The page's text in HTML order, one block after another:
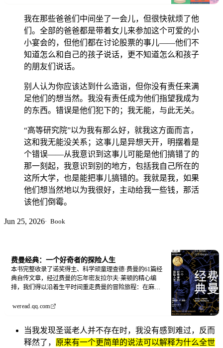
九个保险柜、在酒吧的厕所里跟人打架、看裸体舞表演、
在巴西打桑巴鼓、学日语的尴尬、画儿画得相当不错、愚
弄精神病医生、破译玛雅天文学古本，等等。这些令人发
笑的故事，表现的是费曼坦率诚实的品格、自由的精神和
创造性的思维。作为他生活轴心的物理学研究，其实是这
个大玩家用全部的好奇心和热情来玩的一个玩具。
我在那些爸爸们中间坐了一会儿，但很快就烦了他
们。全部的爸爸都是带着女儿来参加这个可爱的小
小宴会的，但他们都在讨论股票的事儿——他们不
知道怎么和自己的孩子说话，更不知道怎么和孩子
的朋友们说话。
别人认为你应该达到什么造诣，但你没有责任来满
足他们的想当然。我没有责任成为他们指望我成为
的东西。错误是他们犯下的；我无能，与此无关。
“高等研究院”以为我有那么好，就我这方面而言，
这和我无能没关系；这事儿是异想天开，明摆着是
个错误——从我意识到这事儿可能是他们搞错了的
那一刻起，我意识到别的地方，包括我自己所在的
这所大学，也是能把事儿搞错的。我就是我，如果
他们想当然地以为我很好，主动给我一些钱，那活
该他们倒霉。
Jun 25, 2026 Book
费曼经典：一个好奇者的探险人生
本书完整收录了诺奖得主、科学顽童理查德·费曼的61篇经
典自传文章，经过费曼的忘年密友拉尔夫·莱顿的精心编
排，我们得以沿着生平时间重走费曼的冒险旅程：在麻省
发原子弹的同时开遍保险柜，学敲鼓并加入桑巴乐队，在
学、教育和人生的独特观念和态度，也告诉我们：做一个
有趣的人比获得诺贝尔奖更难，也更重要。
weread.qq.com
当我发现圣诞老人并不存在时，我没有感到难过，反而
释然了， 原来有一个更简单的说法可以解释为什么全世